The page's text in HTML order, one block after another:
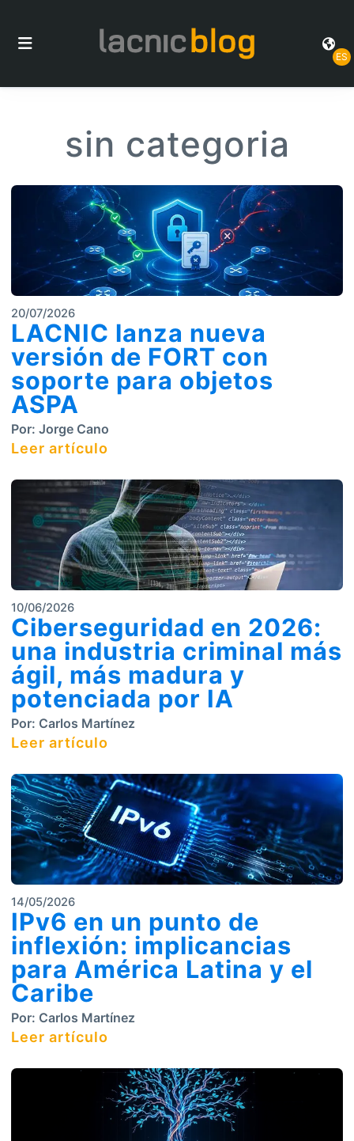
ES
sin categoria
20/07/2026
LACNIC lanza nueva
versión de FORT con
soporte para objetos
ASPA
Por: Jorge Cano
Leer artículo
10/06/2026
Ciberseguridad en 2026:
una industria criminal más
ágil, más madura y
potenciada por IA
Por: Carlos Martínez
Leer artículo
14/05/2026
IPv6 en un punto de
inflexión: implicancias
para América Latina y el
Caribe
Por: Carlos Martínez
Leer artículo